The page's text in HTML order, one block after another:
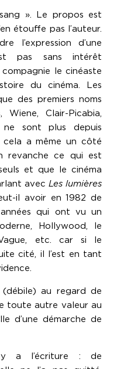
». Le propos est
étouffe pas l’auteur.
l’expression d’une
pas sans intérêt
le cinéaste
du cinéma. Les
des premiers noms
Clair-Picabia,
ne sont plus depuis
cela a même un côté
revanche ce qui est
et que le cinéma
avec Les lumières
il avoir en 1982 de
qui ont vu un
Hollywood, le
etc. car si le
cité, il l’est en tant
au regard de
toute autre valeur au
d’une démarche de
y a l’écriture : de